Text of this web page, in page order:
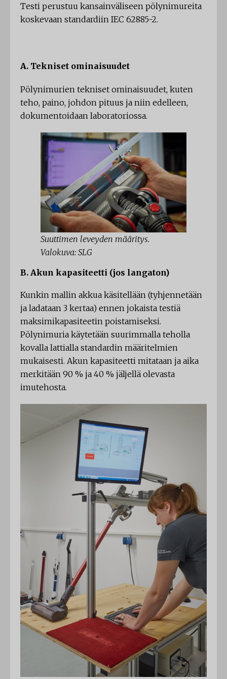
Testi perustuu kansainväliseen pölynimureita
koskevaan standardiin IEC 62885-2.
A. Tekniset ominaisuudet
Pölynimurien tekniset ominaisuudet, kuten
teho, paino, johdon pituus ja niin edelleen,
dokumentoidaan laboratoriossa.
Suuttimen leveyden määritys.
Valokuva: SLG
B. Akun kapasiteetti (jos langaton)
Kunkin mallin akkua käsitellään (tyhjennetään
ja ladataan 3 kertaa) ennen jokaista testiä
maksimikapasiteetin poistamiseksi.
Pölynimuria käytetään suurimmalla teholla
kovalla lattialla standardin määritelmien
mukaisesti. Akun kapasiteetti mitataan ja aika
merkitään 90 % ja 40 % jäljellä olevasta
imutehosta.